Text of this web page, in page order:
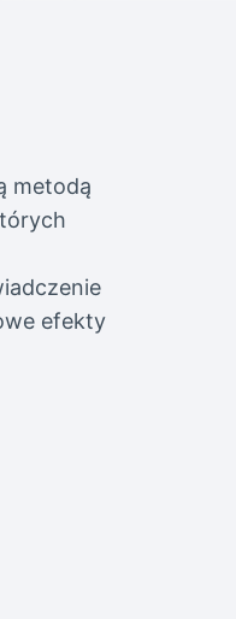
metodą
efekty